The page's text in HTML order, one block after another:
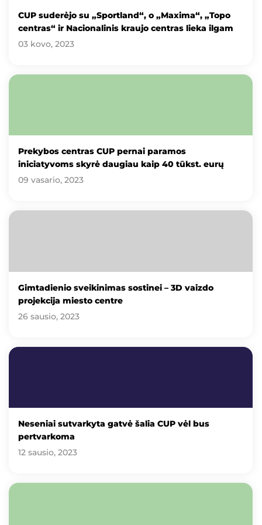
CUP suderėjo su „Sportland“, o „Maxima“, „Topo
centras“ ir Nacionalinis kraujo centras lieka ilgam
03 kovo, 2023
Prekybos centras CUP pernai paramos
iniciatyvoms skyrė daugiau kaip 40 tūkst. eurų
09 vasario, 2023
Gimtadienio sveikinimas sostinei – 3D vaizdo
projekcija miesto centre
26 sausio, 2023
Neseniai sutvarkyta gatvė šalia CUP vėl bus
pertvarkoma
12 sausio, 2023